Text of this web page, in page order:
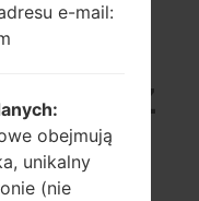
Z
G3
e-mail:
obejmują
unikalny
(nie